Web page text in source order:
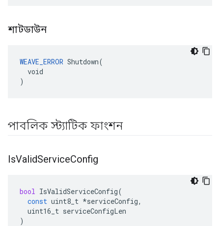
শাটডাউন
WEAVE_ERROR Shutdown(
  void
)
পাবলিক স্ট্যাটিক ফাংশন
IsValidServiceConfig
bool IsValidServiceConfig(
const uint8_t *serviceConfig,
uint16_t serviceConfigLen
)